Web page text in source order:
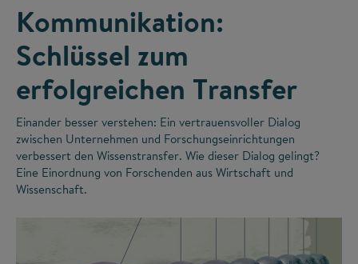
Kommunikation:
Schlüssel zum
erfolgreichen Transfer
Einander besser verstehen: Ein vertrauensvoller Dialog
zwischen Unternehmen und Forschungseinrichtungen
verbessert den Wissenstransfer. Wie dieser Dialog gelingt?
Eine Einordnung von Forschenden aus Wirtschaft und
Wissenschaft.